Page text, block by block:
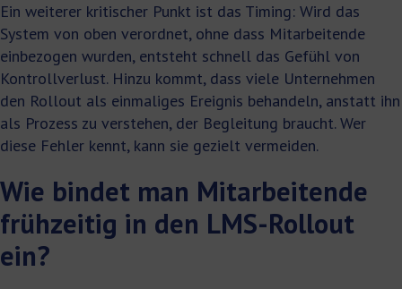
Ein weiterer kritischer Punkt ist das Timing: Wird das
System von oben verordnet, ohne dass Mitarbeitende
einbezogen wurden, entsteht schnell das Gefühl von
Kontrollverlust. Hinzu kommt, dass viele Unternehmen
den Rollout als einmaliges Ereignis behandeln, anstatt ihn
als Prozess zu verstehen, der Begleitung braucht. Wer
diese Fehler kennt, kann sie gezielt vermeiden.
Wie bindet man Mitarbeitende
frühzeitig in den LMS-Rollout
ein?